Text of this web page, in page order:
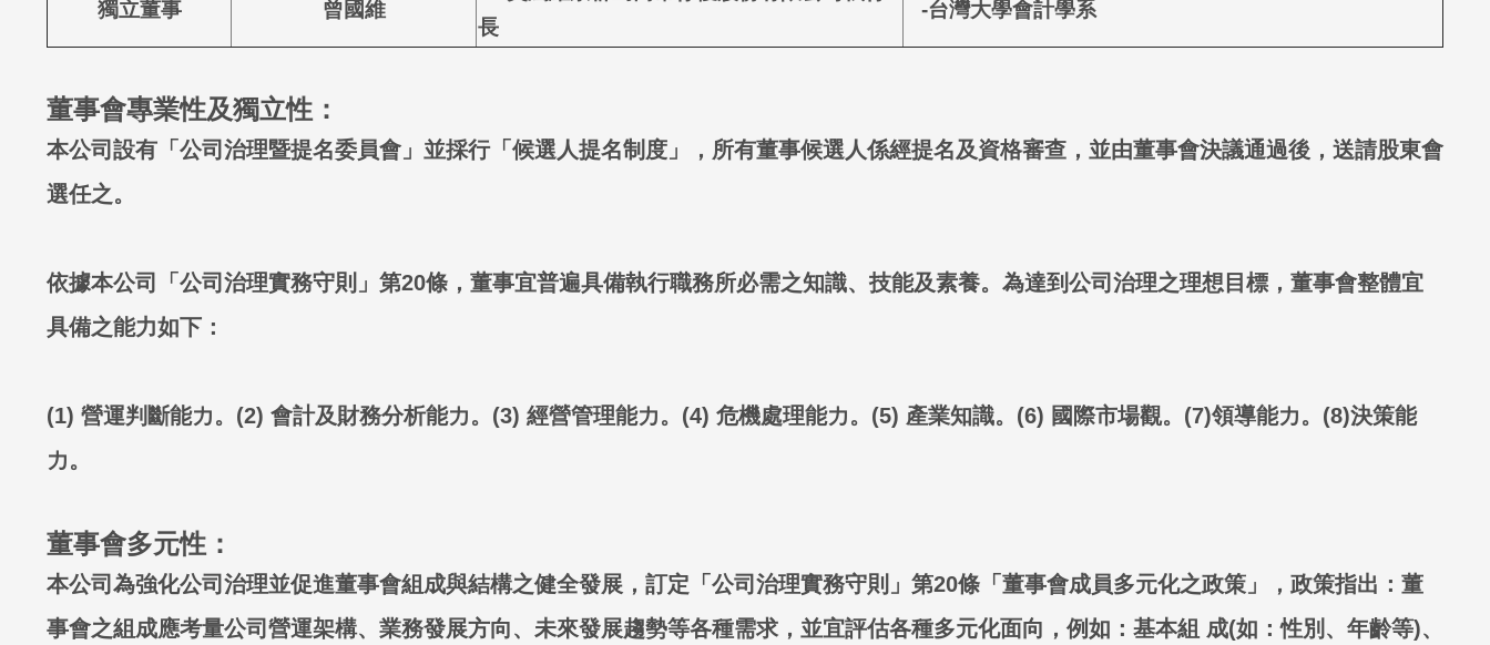
獨立董事 曾國維
長
-台灣大學會計學系
董事會專業性及獨立性：
本公司設有「公司治理暨提名委員會」並採行「候選人提名制度」，所有董事候選人係經提名及資格審查，並由董事會決議通過後，送請股東會
選任之。
依據本公司「公司治理實務守則」第20條，董事宜普遍具備執行職務所必需之知識、技能及素養。為達到公司治理之理想目標，董事會整體宜
具備之能力如下：
(1) 營運判斷能力。(2) 會計及財務分析能力。(3) 經營管理能力。(4) 危機處理能力。(5) 產業知識。(6) 國際市場觀。(7)領導能力。(8)決策能
力。
董事會多元性：
本公司為強化公司治理並促進董事會組成與結構之健全發展，訂定「公司治理實務守則」第20條「董事會成員多元化之政策」，政策指出：董
事會之組成應考量公司營運架構、業務發展方向、未來發展趨勢等各種需求，並宜評估各種多元化面向，例如：基本組 成(如：性別、年齡等)、